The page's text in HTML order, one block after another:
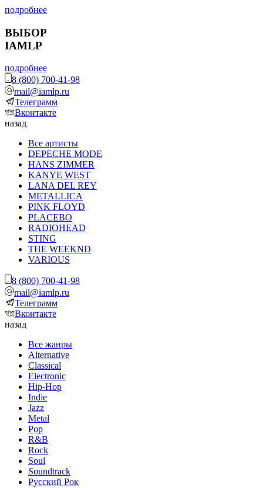
подробнее
ВЫБОР
IAMLP
подробнее
8 (800) 700-41-98
mail@iamlp.ru
Телеграмм
Вконтакте
назад
Все артисты
DEPECHE MODE
HANS ZIMMER
KANYE WEST
LANA DEL REY
METALLICA
PINK FLOYD
PLACEBO
RADIOHEAD
STING
THE WEEKND
VARIOUS
8 (800) 700-41-98
mail@iamlp.ru
Телеграмм
Вконтакте
назад
Все жанры
Alternative
Classical
Electronic
Hip-Hop
Indie
Jazz
Metal
Pop
R&B
Rock
Soul
Soundtrack
Русский Рок